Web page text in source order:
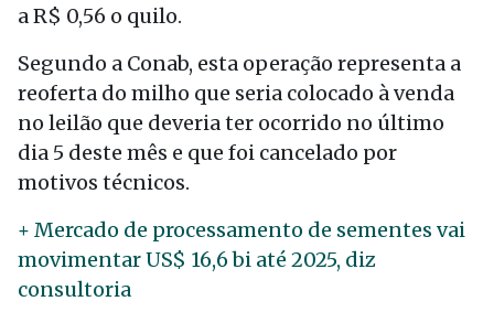
a R$ 0,56 o quilo.
Segundo a Conab, esta operação representa a
reoferta do milho que seria colocado à venda
no leilão que deveria ter ocorrido no último
dia 5 deste mês e que foi cancelado por
motivos técnicos.
+ Mercado de processamento de sementes vai
movimentar US$ 16,6 bi até 2025, diz
consultoria